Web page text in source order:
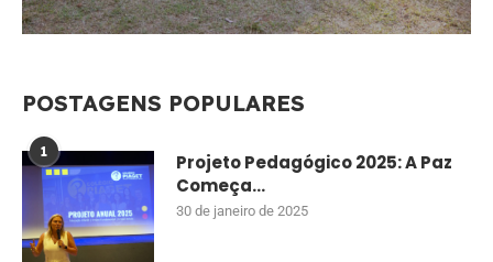
POSTAGENS POPULARES
1
Projeto Pedagógico 2025: A Paz
Começa...
30 de janeiro de 2025